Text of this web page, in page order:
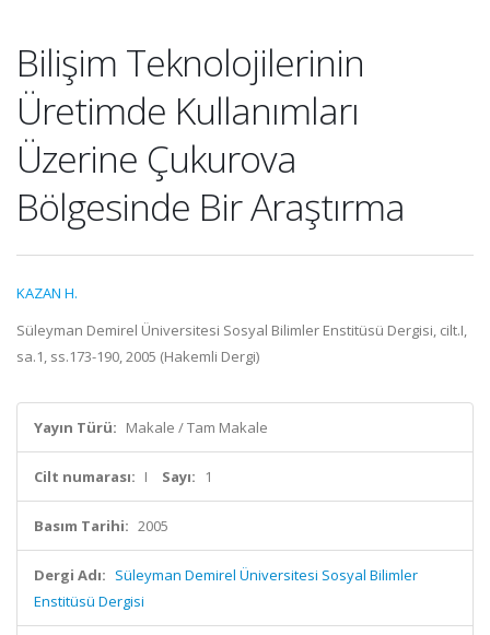
Bilişim Teknolojilerinin
Üretimde Kullanımları
Üzerine Çukurova
Bölgesinde Bir Araştırma
KAZAN H.
Süleyman Demirel Üniversitesi Sosyal Bilimler Enstitüsü Dergisi, cilt.I,
sa.1, ss.173-190, 2005 (Hakemli Dergi)
Yayın Türü: Makale / Tam Makale
Cilt numarası: I Sayı: 1
Basım Tarihi: 2005
Dergi Adı: Süleyman Demirel Üniversitesi Sosyal Bilimler
Enstitüsü Dergisi